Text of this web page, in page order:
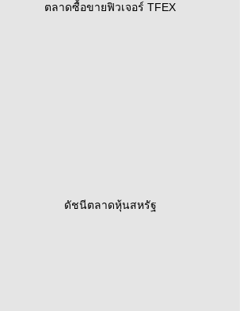
ตลาดซื้อขายฟิวเจอร์ TFEX
ดัชนีตลาดหุ้นสหรัฐ